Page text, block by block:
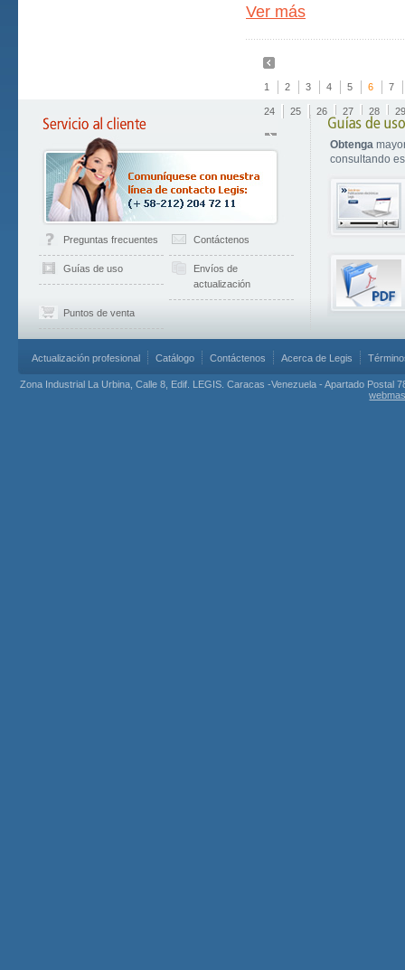
Ver más
1 2 3 4 5 6 7
24 25 26 27 28 29
Preguntas frecuentes Contáctenos
Guías de uso
Envíos de
actualización
Puntos de venta
Obtenga
consultando
Actualización profesional Catálogo Contáctenos Acerca de Legis
Zona Industrial La Urbina, Calle 8, Edif. LEGIS. Caracas -Venezuela - Apartado